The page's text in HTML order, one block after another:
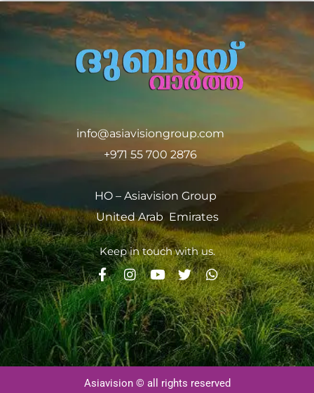
info@asiavisiongroup.com
+971 55 700 2876
HO – Asiavision Group
United Arab Emirates
Keep in touch with us.
Asiavision © all rights reserved